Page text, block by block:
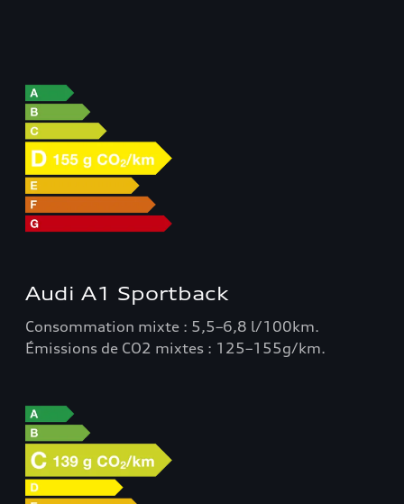
Audi A1 Sportback
Consommation mixte : 5,5–6,8 l/100km.
Émissions de CO2 mixtes : 125–155g/km.